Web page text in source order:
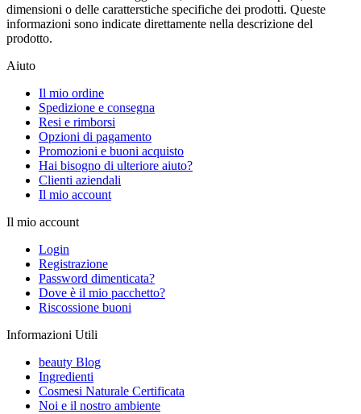
dimensioni o delle caratterstiche specifiche dei prodotti. Queste
informazioni sono indicate direttamente nella descrizione del
prodotto.
Aiuto
Il mio ordine
Spedizione e consegna
Resi e rimborsi
Opzioni di pagamento
Promozioni e buoni acquisto
Hai bisogno di ulteriore aiuto?
Clienti aziendali
Il mio account
Il mio account
Login
Registrazione
Password dimenticata?
Dove è il mio pacchetto?
Riscossione buoni
Informazioni Utili
beauty Blog
Ingredienti
Cosmesi Naturale Certificata
Noi e il nostro ambiente